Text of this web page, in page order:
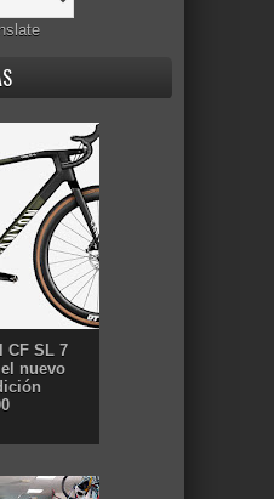
CF SL 7
el nuevo